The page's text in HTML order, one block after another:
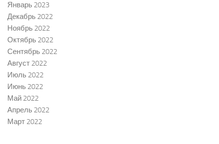
Январь 2023
Декабрь 2022
Ноябрь 2022
Октябрь 2022
Сентябрь 2022
Август 2022
Июль 2022
Июнь 2022
Май 2022
Апрель 2022
Март 2022